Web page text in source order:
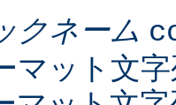
クネーム
マット文